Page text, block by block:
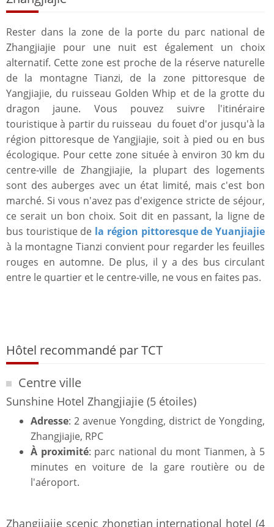
Rester dans la zone de la porte du parc national de
Zhangjiajie pour une nuit est également un choix
alternatif. Cette zone est proche de la réserve naturelle
de la montagne Tianzi, de la zone pittoresque de
Yangjiajie, du ruisseau Golden Whip et de la grotte du
dragon jaune. Vous pouvez suivre l'itinéraire
touristique à partir du ruisseau du fouet d'or jusqu'à la
région pittoresque de Yangjiajie, soit à pied ou en bus
écologique. Pour cette zone située à environ 30 km du
centre-ville de Zhangjiajie, la plupart des logements
sont des auberges avec un état limité, mais c'est bon
marché. Si vous n'avez pas d'exigence stricte de séjour,
ce serait un bon choix. Soit dit en passant, la ligne de
bus touristique de la région pittoresque de Yuanjiajie
à la montagne Tianzi convient pour regarder les feuilles
rouges en automne. De plus, il y a des bus circulant
entre le quartier et le centre-ville, ne vous en faites pas.
Hôtel recommandé par TCT
Centre ville
Sunshine Hotel Zhangjiajie (5 étoiles)
Adresse: 2 avenue Yongding, district de Yongding,
Zhangjiajie, RPC
À proximité: parc national du mont Tianmen, à 5
minutes en voiture de la gare routière ou de
l'aéroport.
Zhangjiajie scenic zhongtian international hotel (4